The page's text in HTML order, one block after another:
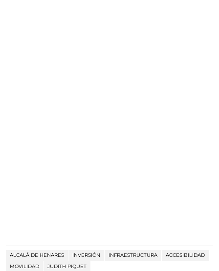
ALCALÁ DE HENARES INVERSIÓN INFRAESTRUCTURA
ACCESIBILIDAD
MOVILIDAD
JUDITH PIQUET